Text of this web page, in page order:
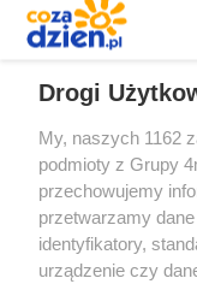
Drogi
My, naszych 1162
podmioty z Grupy
przechowujemy
przetwarzamy
identyfikatory,
urządzenie czy